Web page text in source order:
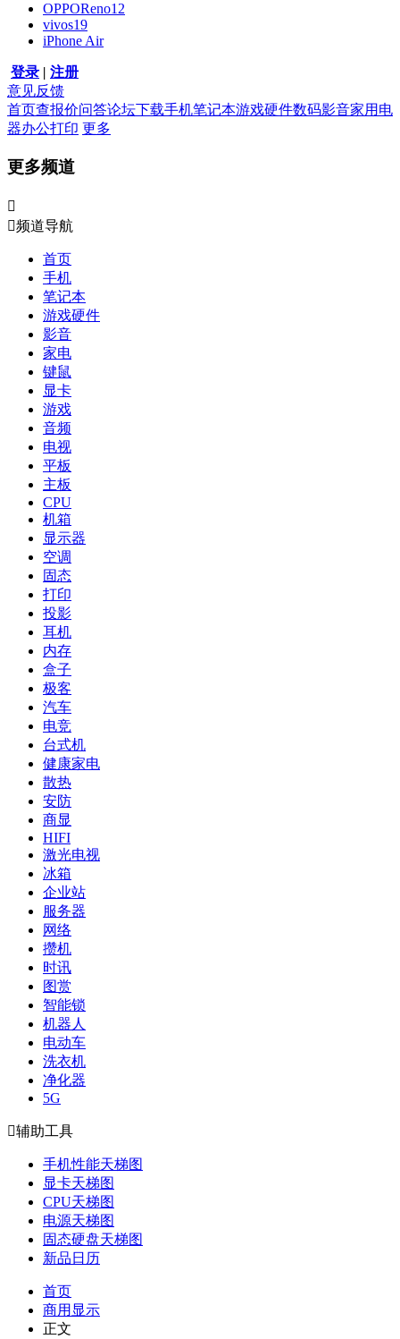
OPPOReno12
vivos19
iPhone Air
登录 | 注册
意见反馈
首页查报价问答论坛下载手机笔记本游戏硬件数码影音家用电
器办公打印 更多
更多频道

频道导航
首页
手机
笔记本
游戏硬件
影音
家电
键鼠
显卡
游戏
音频
电视
平板
主板
CPU
机箱
显示器
空调
固态
打印
投影
耳机
内存
盒子
极客
汽车
电竞
台式机
健康家电
散热
安防
商显
HIFI
激光电视
冰箱
企业站
服务器
网络
攒机
时讯
图赏
智能锁
机器人
电动车
洗衣机
净化器
5G
辅助工具
手机性能天梯图
显卡天梯图
CPU天梯图
电源天梯图
固态硬盘天梯图
新品日历
首页
商用显示
正文